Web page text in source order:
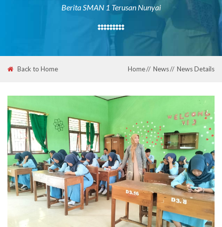
Berita SMAN 1 Terusan Nunyai
Back to Home Home News News Details